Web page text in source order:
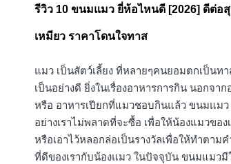
รีวิว 10 ขนมแมว ยี่ห้อไหนดี [2026] ดีต่อ
เหมียว ราคาโดนใจทาส
แมว เป็นสัตว์เลี้ยง ที่หลายๆคนยอมตกเป็นท
เป็นอย่างดี ยิ่งในเรื่องอาหารการกิน นอกจา
หรือ อาหารเปียกที่แมวชอบกินแล้ว ขนมแมว
อย่างเราไม่พลาดที่จะซื้อ เพื่อให้น้องแมวของ
หรือเอาไว้หลอกล่อเป็นรางวัลเพื่อให้ทำตาม
ที่ดีของเรากับน้องแมว ในปัจจุบัน ขนมแมว